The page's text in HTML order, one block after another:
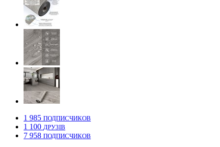
1 985 ПОДПИСЧИКОВ
1 100 ДРУЗІВ
7 958 ПОДПИСЧИКОВ